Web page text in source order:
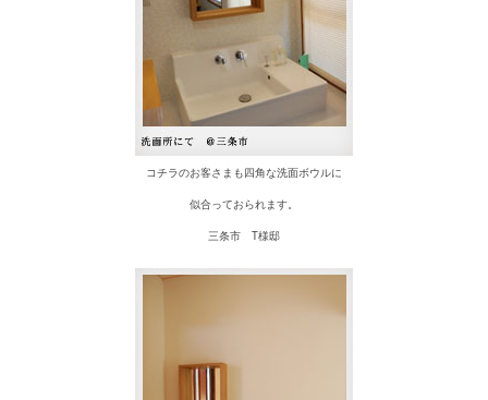
コチラのお客さまも四角な洗面ボウルに
似合っておられます。
三条市 T様邸